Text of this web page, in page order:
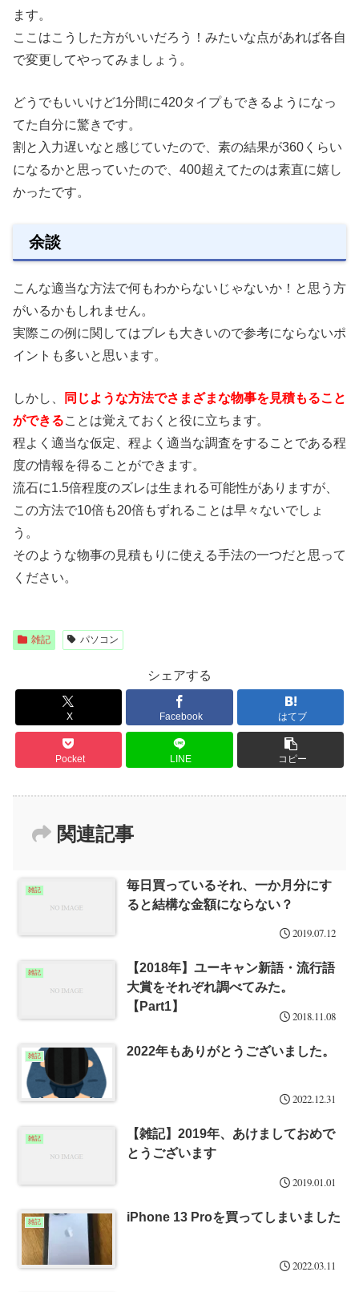
ます。
ここはこうした方がいいだろう！みたいな点があれば各自
で変更してやってみましょう。
どうでもいいけど1分間に420タイプもできるようになっ
てた自分に驚きです。
割と入力遅いなと感じていたので、素の結果が360くらい
になるかと思っていたので、400超えてたのは素直に嬉し
かったです。
余談
こんな適当な方法で何もわからないじゃないか！と思う方
がいるかもしれません。
実際この例に関してはブレも大きいので参考にならないポ
イントも多いと思います。
しかし、
同じような方法でさまざまな物事を見積もること
ができることは覚えておくと役に立ちます。
程よく適当な仮定、程よく適当な調査をすることである程
度の情報を得ることができます。
流石に1.5倍程度のズレは生まれる可能性がありますが、
この方法で10倍も20倍もずれることは早々ないでしょ
う。
そのような物事の見積もりに使える手法の一つだと思って
ください。
雑記 パソコン
シェアする
X Facebook はてブ
Pocket LINE コピー
関連記事
雑記
毎日買っているそれ、一か月分にす
ると結構な金額にならない？
2019.07.12
雑記
【2018年】ユーキャン新語・流行語
大賞をそれぞれ調べてみた。
【Part1】
2018.11.08
雑記 2022年もありがとうございました。
2022.12.31
雑記
【雑記】2019年、あけましておめで
とうございます
2019.01.01
雑記 iPhone 13 Proを買ってしまいました
2022.03.11